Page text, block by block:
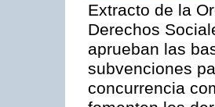
Extracto de la
Derechos
aprueban las
subvenciones
concurrencia